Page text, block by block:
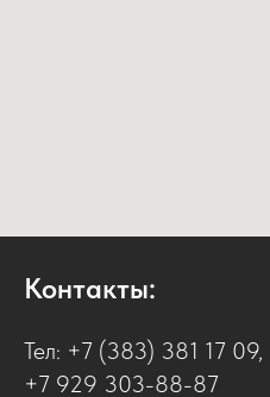
Контакты:
Тел: +7 (383) 381 17 09,
+7 929 303-88-87